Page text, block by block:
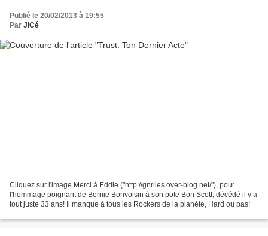
Publié le 20/02/2013 à 19:55
Par JiCé
Cliquez sur l'image Merci à Eddie ("http://gnrlies.over-blog.net/"), pour
l'hommage poignant de Bernie Bonvoisin à son pote Bon Scott, décédé il y a
tout juste 33 ans! Il manque à tous les Rockers de la planète, Hard ou pas!